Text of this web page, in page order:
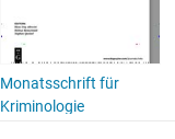
Monatsschrift für
Kriminologie